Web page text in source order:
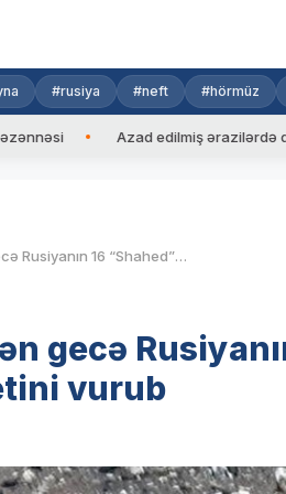
#rusiya #neft #hörmüz
Azad edilmiş ərazilərdə daha
Ukrayna ordusu ötən gecə Rusiyanın 16 “Shahed” PUA-sını, 6 qanadlı raketini vurub
gecə
vurub